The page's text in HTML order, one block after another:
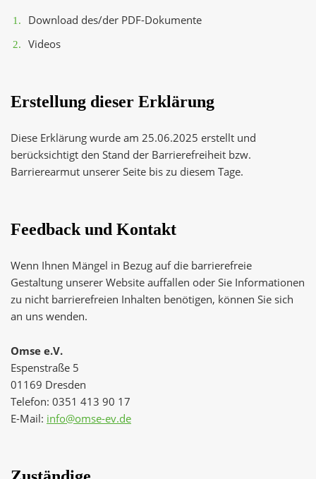
Download des/der PDF-Dokumente
Videos
Erstellung dieser Erklärung
Diese Erklärung wurde am 25.06.2025 erstellt und
berücksichtigt den Stand der Barrierefreiheit bzw.
Barrierearmut unserer Seite bis zu diesem Tage.
Feedback und Kontakt
Wenn Ihnen Mängel in Bezug auf die barrierefreie
Gestaltung unserer Website auffallen oder Sie Informationen
zu nicht barrierefreien Inhalten benötigen, können Sie sich
an uns wenden.
Omse e.V.
Espenstraße 5
01169 Dresden
Telefon: 0351 413 90 17
E-Mail: info@omse-ev.de